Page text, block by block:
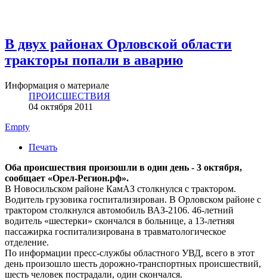
В двух районах Орловской области
тракторы попали в аварию
Информация о материале
ПРОИСШЕСТВИЯ
04 октября 2011
Empty
Печать
Оба происшествия произошли в один день - 3 октября,
сообщает «Орел-Регион.рф».
В Новосильском районе КамАЗ столкнулся с трактором.
Водитель грузовика госпитализирован. В Орловском районе с
трактором столкнулся автомобиль ВАЗ-2106. 46-летний
водитель «шестерки» скончался в больнице, а 13-летняя
пассажирка госпитализирована в травматологическое
отделение.
По информации пресс-службы областного УВД, всего в этот
день произошло шесть дорожно-транспортных происшествий,
шесть человек пострадали, один скончался.